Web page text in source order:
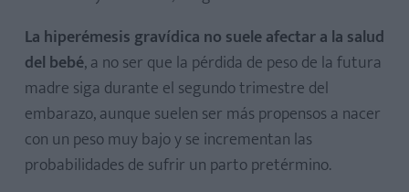
La hiperémesis gravídica no suele afectar a la salud
del bebé, a no ser que la pérdida de peso de la futura
madre siga durante el segundo trimestre del
embarazo, aunque suelen ser más propensos a nacer
con un peso muy bajo y se incrementan las
probabilidades de sufrir un parto pretérmino.